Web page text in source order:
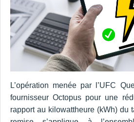
L’opération menée par l’UFC
fournisseur Octopus pour une
rapport au kilowattheure (kWh) du